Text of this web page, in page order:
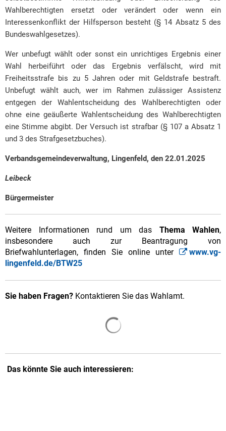
Wahlberechtigten ersetzt oder verändert oder wenn ein
Interessenkonflikt der Hilfsperson besteht (§ 14 Absatz 5 des
Bundeswahlgesetzes).
Wer unbefugt wählt oder sonst ein unrichtiges Ergebnis einer
Wahl herbeiführt oder das Ergebnis verfälscht, wird mit
Freiheitsstrafe bis zu 5 Jahren oder mit Geldstrafe bestraft.
Unbefugt wählt auch, wer im Rahmen zulässiger Assistenz
entgegen der Wahlentscheidung des Wahlberechtigten oder
ohne eine geäußerte Wahlentscheidung des Wahlberechtigten
eine Stimme abgibt. Der Versuch ist strafbar (§ 107 a Absatz 1
und 3 des Strafgesetzbuches).
Verbandsgemeindeverwaltung, Lingenfeld, den 22.01.2025
Leibeck
Bürgermeister
Weitere Informationen rund um das Thema Wahlen,
insbesondere auch zur Beantragung von
Briefwahlunterlagen, finden Sie online unter
www.vg-
lingenfeld.de/BTW25
Sie haben Fragen? Kontaktieren Sie das Wahlamt.
Das könnte Sie auch interessieren: